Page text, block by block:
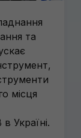
та
місця
Україні.